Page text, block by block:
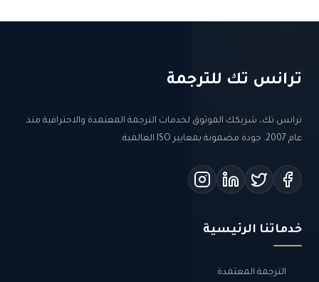
ترانس تك للترجمة
ترانس تك، شريكك الموثوق لخدمات الترجمة المعتمدة والاحترافية منذ
عام 2007. جودة مضمونة بمعايير ISO العالمية.
خدماتنا الرئيسية
الترجمة المعتمدة